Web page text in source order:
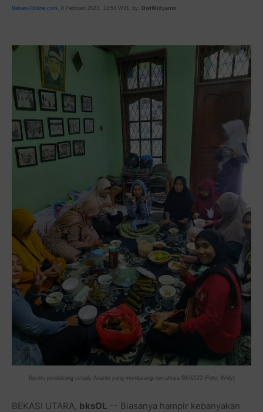
Bekasi-Online.com , 8 Februari 2023, 13:54 WIB, by: DwiWidyanto
Ibu-ibu pendukung ustadz Arianto yang mendatangi rumahnya 08/02/23 (Foto: Widy)
BEKASI UTARA, bksOL -- Biasanya hampir kebanyakan